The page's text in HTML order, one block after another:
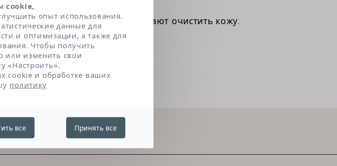
свойствами, которые помогают очистить кожу.
с нами
cookie,
опыт использования.
данные для
и оптимизации, а также для
Чтобы получить
или изменить свои
«Настроить».
cookie и обработке ваших
политику
все Принять все